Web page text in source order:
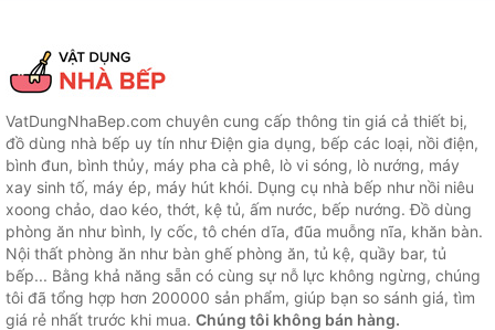
VatDungNhaBep.com chuyên cung cấp thông tin giá cả thiết bị,
đồ dùng nhà bếp uy tín như Điện gia dụng, bếp các loại, nồi điện,
bình đun, bình thủy, máy pha cà phê, lò vi sóng, lò nướng, máy
xay sinh tố, máy ép, máy hút khói. Dụng cụ nhà bếp như nồi niêu
xoong chảo, dao kéo, thớt, kệ tủ, ấm nước, bếp nướng. Đồ dùng
phòng ăn như bình, ly cốc, tô chén dĩa, đũa muỗng nĩa, khăn bàn.
Nội thất phòng ăn như bàn ghế phòng ăn, tủ kệ, quầy bar, tủ
bếp... Bằng khả năng sẵn có cùng sự nỗ lực không ngừng, chúng
tôi đã tổng hợp hơn 200000 sản phẩm, giúp bạn so sánh giá, tìm
giá rẻ nhất trước khi mua. Chúng tôi không bán hàng.